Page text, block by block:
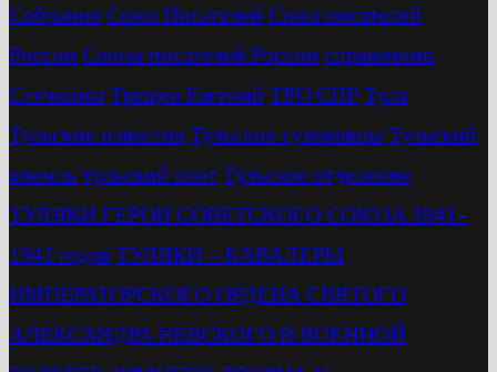
Собрание Союз Писателей Союз писателей
России Союза писателей России справочник
Стечкины Трещев Евгений ТРО СПР Тула
Тульские известия Тульские суворовцы Тульский
кремль тульский поэт Тульское отделение
ТУЛЯКИ ГЕРОИ СОВЕТСКОГО СОЮЗА 1941–
1942 годов ТУЛЯКИ – КАВАЛЕРЫ
ИМПЕРАТОРСКОГО ОРДЕНА СВЯТОГО
АЛЕКСАНДРА НЕВСКОГО В ВОЕННОЙ